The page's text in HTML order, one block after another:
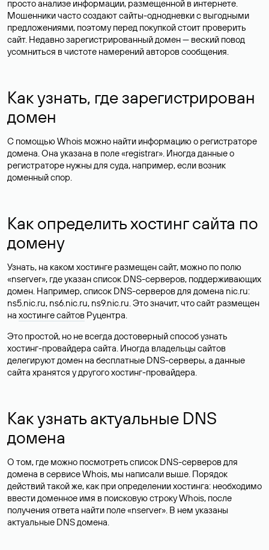
просто анализе информации, размещенной в интернете.
Мошенники часто создают сайты-однодневки с выгодными
предложениями, поэтому перед покупкой стоит проверить
сайт. Недавно зарегистрированный домен — веский повод
усомниться в чистоте намерений авторов сообщения.
Как узнать, где зарегистрирован
домен
С помощью Whois можно найти информацию о регистраторе
домена. Она указана в поле «registrar». Иногда данные о
регистраторе нужны для суда, например, если возник
доменный спор.
Как определить хостинг сайта по
домену
Узнать, на каком хостинге размещен сайт, можно по полю
«nserver», где указан список DNS-серверов, поддерживающих
домен. Например, список DNS-серверов для домена nic.ru:
ns5.nic.ru, ns6.nic.ru, ns9.nic.ru. Это значит, что сайт размещен
на хостинге сайтов Руцентра.
Это простой, но не всегда достоверный способ узнать
хостинг-провайдера сайта. Иногда владельцы сайтов
делегируют домен на бесплатные DNS-серверы, а данные
сайта хранятся у другого хостинг-провайдера.
Как узнать актуальные DNS
домена
О том, где можно посмотреть список DNS-серверов для
домена в сервисе Whois, мы написали выше. Порядок
действий такой же, как при определении хостинга: необходимо
ввести доменное имя в поисковую строку Whois, после
получения ответа найти поле «nserver». В нем указаны
актуальные DNS домена.